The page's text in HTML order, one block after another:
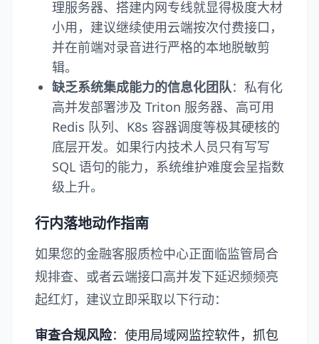
理服务器、搭建内网专线就显得极度大材
小用，建议继续使用云端按次付费接口，
并在前端对录音进行严格的本地脱敏剪
辑。
缺乏系统集成能力的信息化团队：私有化
高并发部署涉及 Triton 服务器、高可用
Redis 队列、K8s 容器调度等极其硬核的
底层开发。如果行内技术人员只有写写
SQL 语句的能力，系统维护难度会呈指数
级上升。
行内落地动作指南
如果您的金融客服质检中心正面临监管局合
规排查、或者云端接口高并发下延迟频频亮
起红灯，建议立即采取以下行动：
审查合规风险：使用局域网监控软件，抓包